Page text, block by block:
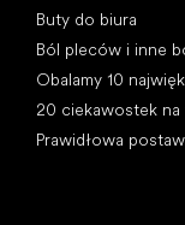
Buty do biura
Ból pleców i inne
Obalamy 10
20 ciekawostek
Prawidłowa